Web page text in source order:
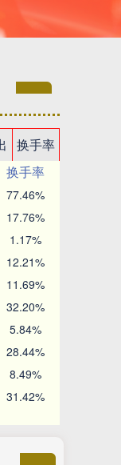
换手率
换手率
77.46%
17.76%
1.17%
12.21%
11.69%
32.20%
5.84%
28.44%
8.49%
31.42%